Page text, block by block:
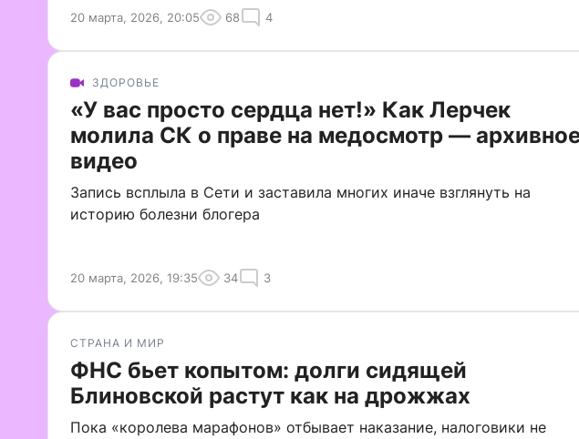
20 марта, 2026, 20:05 68 4
ЗДОРОВЬЕ
«У вас просто сердца нет!» Как Лерчек
молила СК о праве на медосмотр —
видео
Запись всплыла в Сети и заставила многих иначе взглянуть на
историю болезни блогера
20 марта, 2026, 19:35 34 3
СТРАНА И МИР
ФНС бьет копытом: долги сидящей
Блиновской растут как на дрожжах
Пока «королева марафонов» отбывает наказание, налоговики не